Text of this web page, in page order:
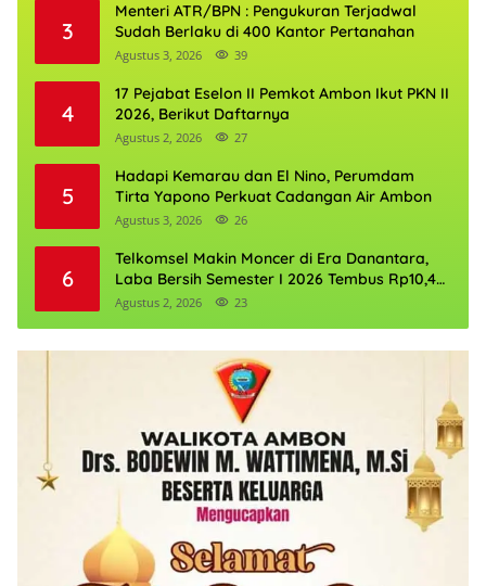
3
Menteri ATR/BPN : Pengukuran Terjadwal
Sudah Berlaku di 400 Kantor Pertanahan
Agustus 3, 2026 39
4
17 Pejabat Eselon II Pemkot Ambon Ikut PKN II
2026, Berikut Daftarnya
Agustus 2, 2026 27
5
Hadapi Kemarau dan El Nino, Perumdam
Tirta Yapono Perkuat Cadangan Air Ambon
Agustus 3, 2026 26
6
Telkomsel Makin Moncer di Era Danantara,
Laba Bersih Semester I 2026 Tembus Rp10,4
Triliun
Agustus 2, 2026 23